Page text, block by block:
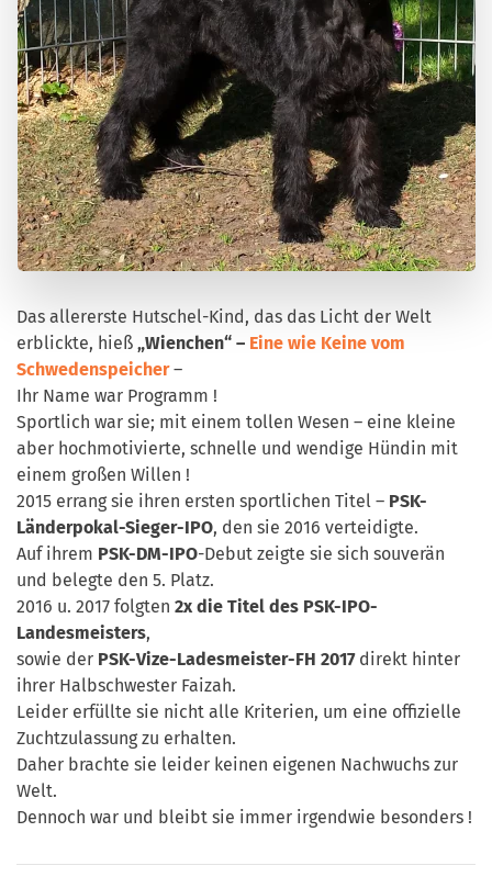
Das allererste Hutschel-Kind, das das Licht der Welt
erblickte, hieß „Wienchen“ – Eine wie Keine vom
Schwedenspeicher–
Ihr Name war Programm !
Sportlich war sie; mit einem tollen Wesen – eine kleine
aber hochmotivierte, schnelle und wendige Hündin mit
einem großen Willen !
2015 errang sie ihren ersten sportlichen Titel – PSK-
Länderpokal-Sieger-IPO, den sie 2016 verteidigte.
Auf ihrem PSK-DM-IPO-Debut zeigte sie sich souverän
und belegte den 5. Platz.
2016 u. 2017 folgten 2x die Titel des PSK-IPO-
Landesmeisters,
sowie der PSK-Vize-Ladesmeister-FH 2017 direkt hinter
ihrer Halbschwester Faizah.
Leider erfüllte sie nicht alle Kriterien, um eine offizielle
Zuchtzulassung zu erhalten.
Daher brachte sie leider keinen eigenen Nachwuchs zur
Welt.
Dennoch war und bleibt sie immer irgendwie besonders !